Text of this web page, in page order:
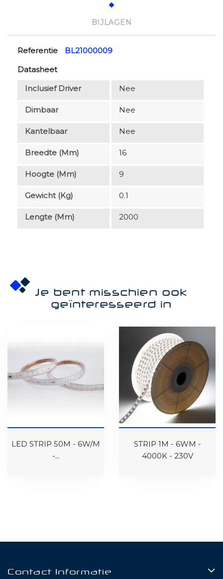
BIJLAGEN
Referentie
BL21000009
Datasheet
Inclusief Driver
Nee
Dimbaar Nee
Kantelbaar Nee
Breedte (mm) 16
Hoogte (mm) 9
Gewicht (kg) 0.1
Lengte (mm) 2000
Je bent misschien ook
geïnteresseerd in
LED STRIP 50M - 6W/M
-...
STRIP 1M - 6WM -
4000K - 230V
Contact Informatie